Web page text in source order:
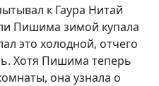
к Гаура Нитай
Пишима зимой купала
это холодной, отчего
Хотя Пишима теперь
она узнала о